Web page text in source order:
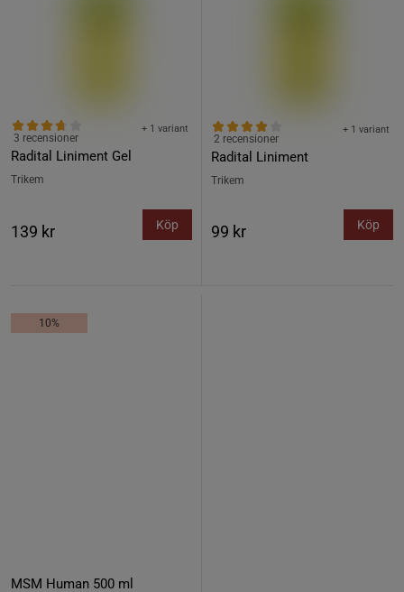
Radital Liniment Gel
+ 1 variant
3 recensioner
Trikem
139 kr Köp
Radital Liniment
+ 1 variant
2 recensioner
Trikem
99 kr Köp
10%
MSM Human 500 ml